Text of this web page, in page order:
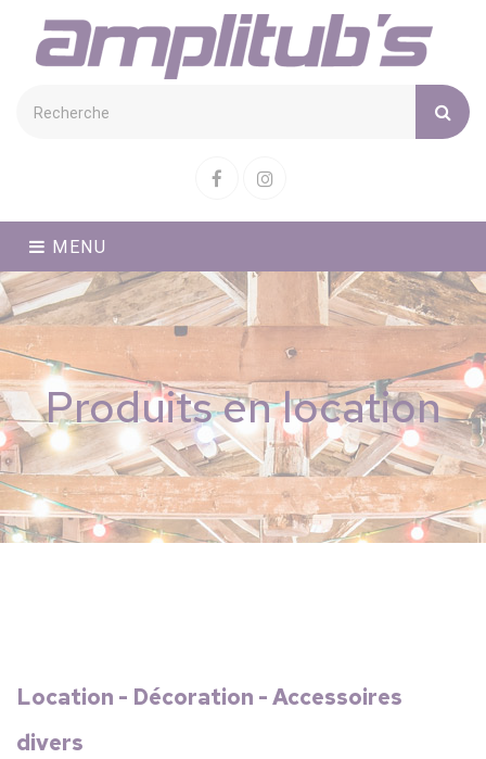
FacebookInstagram
MENU
Produits en location
Location - Décoration - Accessoires
divers
Cookies management panel